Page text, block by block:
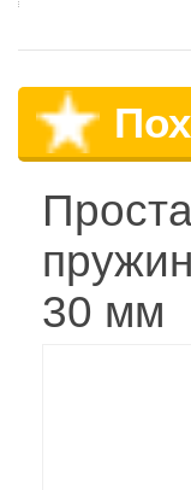
30 мм